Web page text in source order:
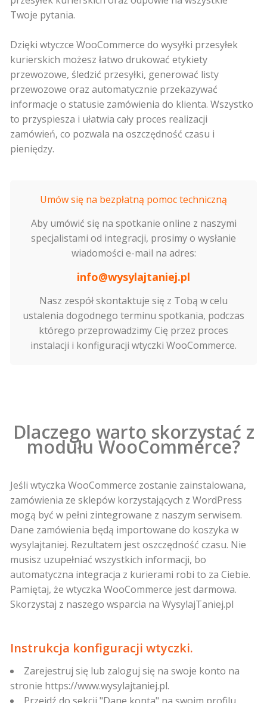
Twoje pytania.
Dzięki wtyczce WooCommerce do wysyłki przesyłek
kurierskich możesz łatwo drukować etykiety
przewozowe, śledzić przesyłki, generować listy
przewozowe oraz automatycznie przekazywać
informacje o statusie zamówienia do klienta. Wszystko
to przyspiesza i ułatwia cały proces realizacji
zamówień, co pozwala na oszczędność czasu i
pieniędzy.
Umów się na bezpłatną pomoc techniczną
Aby umówić się na spotkanie online z naszymi
specjalistami od integracji, prosimy o wysłanie
wiadomości e-mail na adres:
info@wysylajtaniej.pl
Nasz zespół skontaktuje się z Tobą w celu
ustalenia dogodnego terminu spotkania, podczas
którego przeprowadzimy Cię przez proces
instalacji i konfiguracji wtyczki WooCommerce.
Dlaczego warto skorzystać z
modułu WooCommerce?
Jeśli wtyczka WooCommerce zostanie zainstalowana,
zamówienia ze sklepów korzystających z WordPress
mogą być w pełni zintegrowane z naszym serwisem.
Dane zamówienia będą importowane do koszyka w
wysylajtaniej. Rezultatem jest oszczędność czasu. Nie
musisz uzupełniać wszystkich informacji, bo
automatyczna integracja z kurierami robi to za Ciebie.
Pamiętaj, że wtyczka WooCommerce jest darmowa.
Skorzystaj z naszego wsparcia na WysylajTaniej.pl
Instrukcja konfiguracji wtyczki.
Zarejestruj się lub zaloguj się na swoje konto na
stronie https://www.wysylajtaniej.pl.